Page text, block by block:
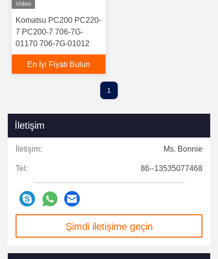
Video
Komatsu PC200 PC220-
7 PC200-7 706-7G-
01170 706-7G-01012
En İyi Fiyatı Bulun
1
İletişim
İletişim: Ms. Bonnie
Tel: 86--13535077468
Şimdi iletişime geçin